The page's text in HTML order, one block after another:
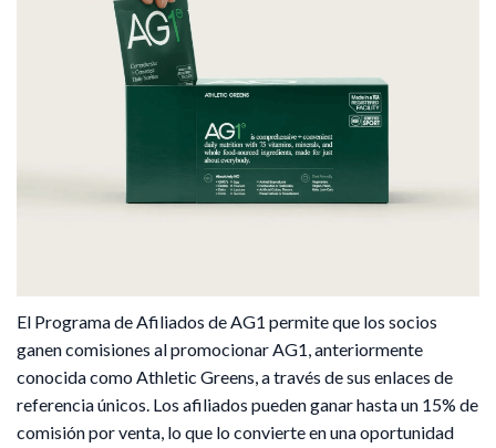
El Programa de Afiliados de AG1 permite que los socios
ganen comisiones al promocionar AG1, anteriormente
conocida como Athletic Greens, a través de sus enlaces de
referencia únicos. Los afiliados pueden ganar hasta un 15% de
comisión por venta, lo que lo convierte en una oportunidad